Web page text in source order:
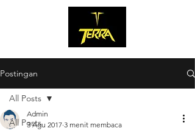
Postingan
All Posts
All Posts
Admin
3 Agu 2017 3 menit membaca